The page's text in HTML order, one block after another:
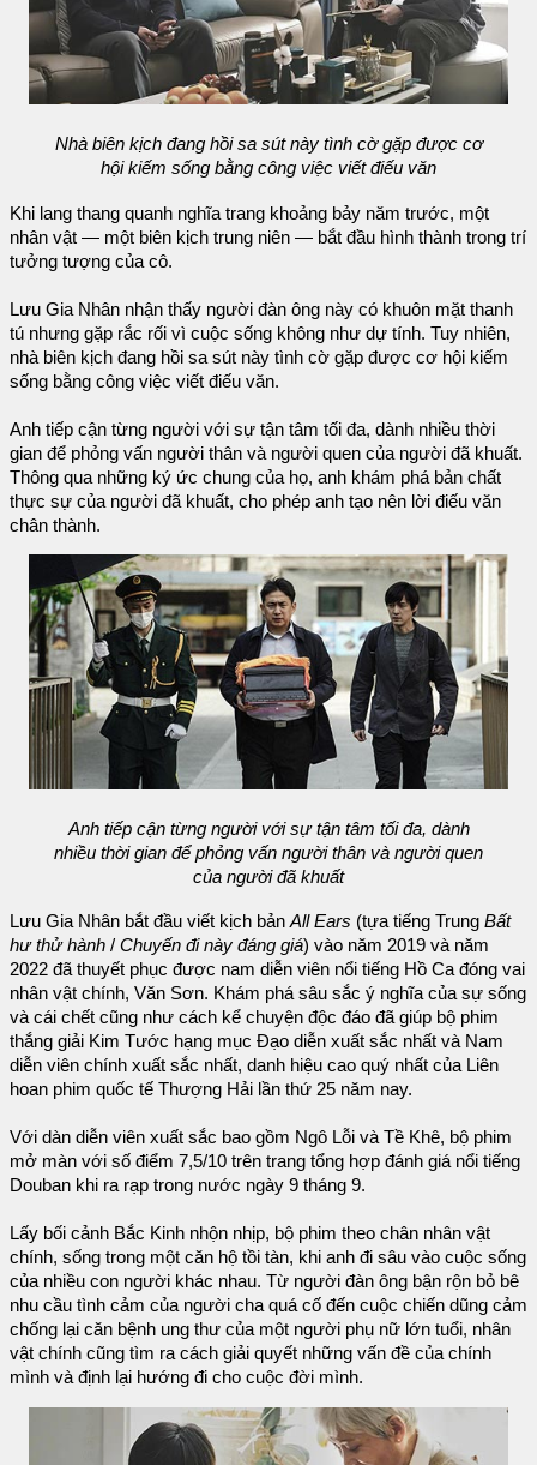
Nhà biên kịch đang hồi sa sút này tình cờ gặp được cơ
hội kiếm sống bằng công việc viết điếu văn
Khi lang thang quanh nghĩa trang khoảng bảy năm trước, một
nhân vật — một biên kịch trung niên — bắt đầu hình thành trong trí
tưởng tượng của cô.
Lưu Gia Nhân nhận thấy người đàn ông này có khuôn mặt thanh
tú nhưng gặp rắc rối vì cuộc sống không như dự tính. Tuy nhiên,
nhà biên kịch đang hồi sa sút này tình cờ gặp được cơ hội kiếm
sống bằng công việc viết điếu văn.
Anh tiếp cận từng người với sự tận tâm tối đa, dành nhiều thời
gian để phỏng vấn người thân và người quen của người đã khuất.
Thông qua những ký ức chung của họ, anh khám phá bản chất
thực sự của người đã khuất, cho phép anh tạo nên lời điếu văn
chân thành.
Anh tiếp cận từng người với sự tận tâm tối đa, dành
nhiều thời gian để phỏng vấn người thân và người quen
của người đã khuất
Lưu Gia Nhân bắt đầu viết kịch bảnAll Ears (tựa tiếng Trung Bất
hư thử hành / Chuyến đi này đáng giá) vào năm 2019 và năm
2022 đã thuyết phục được nam diễn viên nổi tiếng Hồ Ca đóng vai
nhân vật chính, Văn Sơn. Khám phá sâu sắc ý nghĩa của sự sống
và cái chết cũng như cách kể chuyện độc đáo đã giúp bộ phim
thắng giải Kim Tước hạng mục Đạo diễn xuất sắc nhất và Nam
diễn viên chính xuất sắc nhất, danh hiệu cao quý nhất của Liên
hoan phim quốc tế Thượng Hải lần thứ 25 năm nay.
Với dàn diễn viên xuất sắc bao gồm Ngô Lỗi và Tề Khê, bộ phim
mở màn với số điểm 7,5/10 trên trang tổng hợp đánh giá nổi tiếng
Douban khi ra rạp trong nước ngày 9 tháng 9.
Lấy bối cảnh Bắc Kinh nhộn nhịp, bộ phim theo chân nhân vật
chính, sống trong một căn hộ tồi tàn, khi anh đi sâu vào cuộc sống
của nhiều con người khác nhau. Từ người đàn ông bận rộn bỏ bê
nhu cầu tình cảm của người cha quá cố đến cuộc chiến dũng cảm
chống lại căn bệnh ung thư của một người phụ nữ lớn tuổi, nhân
vật chính cũng tìm ra cách giải quyết những vấn đề của chính
mình và định lại hướng đi cho cuộc đời mình.